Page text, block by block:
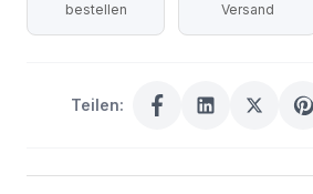
bestellen
Versand
Teilen: